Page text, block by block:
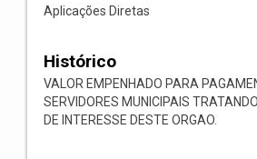
Aplicações Diretas
Histórico
VALOR EMPENHADO PARA
SERVIDORES MUNICIPAIS
DE INTERESSE DESTE ORGAO.